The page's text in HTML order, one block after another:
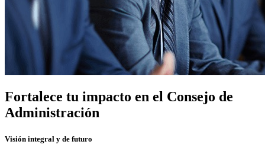
Fortalece tu impacto en el Consejo de
Administración
Visión integral y de futuro